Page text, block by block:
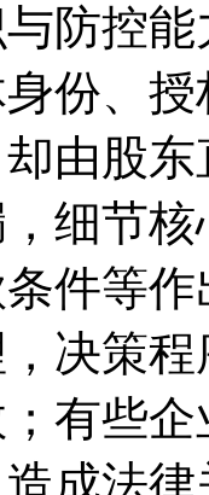
防控
份、
由股
细节
件等
决策
有些
成法